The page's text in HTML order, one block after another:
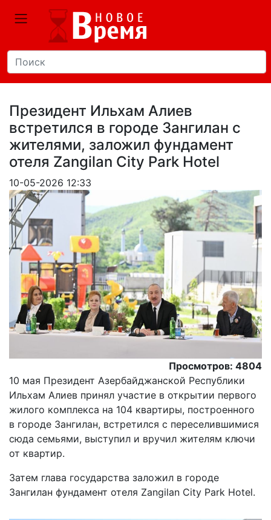
Президент Ильхам Алиев
встретился в городе Зангилан с
жителями, заложил фундамент
отеля Zangilan City Park Hotel
10-05-2026 12:33
Просмотров: 4804
10 мая Президент Азербайджанской Республики
Ильхам Алиев принял участие в открытии первого
жилого комплекса на 104 квартиры, построенного
в городе Зангилан, встретился с переселившимися
сюда семьями, выступил и вручил жителям ключи
от квартир.
Затем глава государства заложил в городе
Зангилан фундамент отеля Zangilan City Park Hotel.